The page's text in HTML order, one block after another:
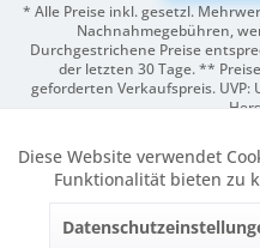
* Alle Preise inkl. gesetzl.
Nachnahmegebühren,
Durchgestrichene Preise
der letzten 30 Tage. **
geforderten Verkaufspreis.
Funktionale
Marketing
Diese Website verwendet
Funktionalität bieten zu